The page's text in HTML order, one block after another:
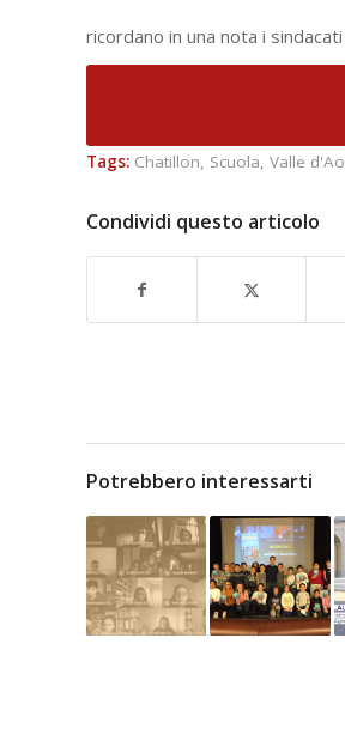
ricordano in una nota i
Tags: Chatillon, Scuola, Valle
Condividi questo articolo
Potrebbero interessarti